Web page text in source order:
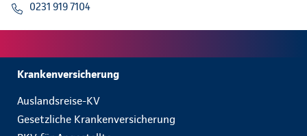
0231 919 7104
Krankenversicherung
Auslandsreise-KV
Gesetzliche Krankenversicherung